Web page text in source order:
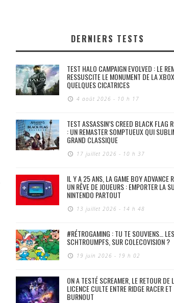
DERNIERS TESTS
TEST HALO CAMPAIGN EVOLVED : LE
RESSUSCITE LE MONUMENT DE LA
QUELQUES CICATRICES
4 août 2026 - 10 h 17
TEST ASSASSIN’S CREED BLACK FLAG
: UN REMASTER SOMPTUEUX QUI
GRAND CLASSIQUE
17 juillet 2026 - 10 h 37
IL Y A 25 ANS, LA GAME BOY ADVANCE
UN RÊVE DE JOUEURS : EMPORTER LA
NINTENDO PARTOUT
13 juillet 2026 - 14 h 48
#RÉTROGAMING : TU TE SOUVIENS… LES
SCHTROUMPFS, SUR COLECOVISION ?
19 juin 2026 - 19 h 02
ON A TESTÉ SCREAMER, LE RETOUR DE
LICENCE CULTE ENTRE RIDGE RACER ET
BURNOUT